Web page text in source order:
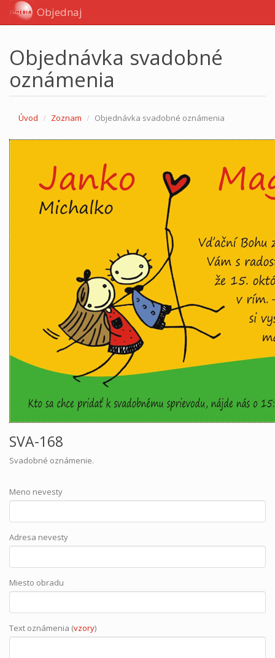
Objednaj
Objednávka svadobné
oznámenia
Úvod Zoznam Objednávka svadobné oznámenia
SVA-168
Svadobné oznámenie.
Meno nevesty
Adresa nevesty
Miesto obradu
Text oznámenia (vzory)